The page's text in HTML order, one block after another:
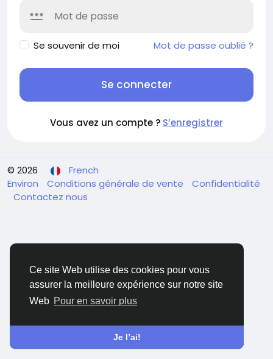
Ce site Web utilise des cookies pour vous
assurer la meilleure expérience sur notre site
Web Pour en savoir plus
Je l’ai!
Se souvenir de moi Mot de passe oublié ?
Se connecter
Vous avez un compte ? S’enregistrer
© 2026
French
Environ
Conditions générale de vente
Confidentialité
Contactez nous